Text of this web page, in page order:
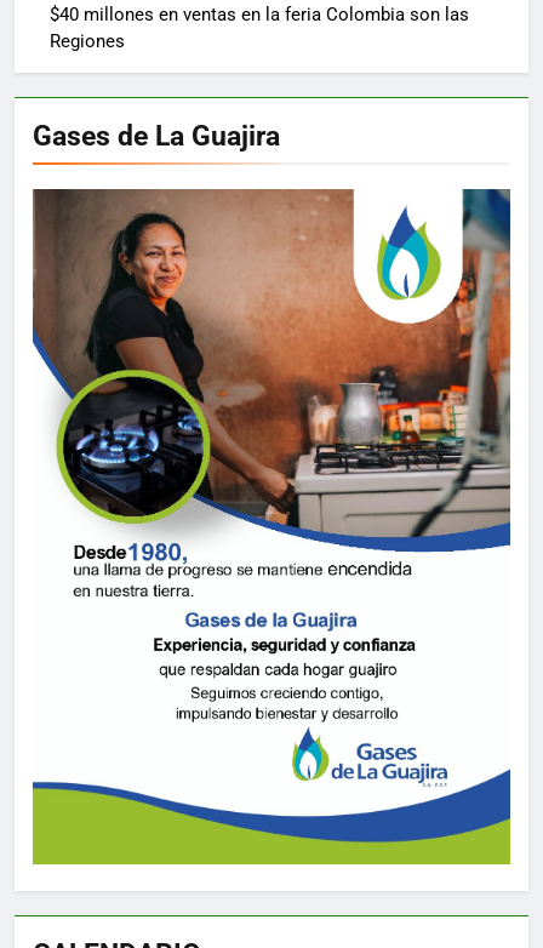
$40 millones en ventas en la feria Colombia son las
Regiones
Gases de La Guajira